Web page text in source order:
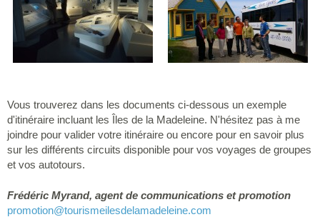
Vous trouverez dans les documents ci-dessous un exemple
d'itinéraire incluant les Îles de la Madeleine. N'hésitez pas à me
joindre pour valider votre itinéraire ou encore pour en savoir plus
sur les différents circuits disponible pour vos voyages de groupes
et vos autotours.
Frédéric Myrand, agent de communications et promotion
promotion@tourismeilesdelamadeleine.com